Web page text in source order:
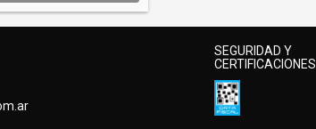
SEGURIDAD Y
CERTIFICACIONES